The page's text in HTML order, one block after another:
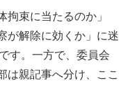
束に当たるのか」
が解除に効くか」に迷
す。一方で、委員会
は親記事へ分け、ここ